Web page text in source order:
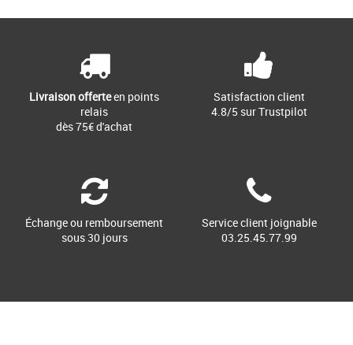
Livraison offerteen points
relais
dès 75€ d'achat
Satisfaction client
4.8/5 sur Trustpilot
Échange ou remboursement
sous 30 jours
Service client joignable
03.25.45.77.99